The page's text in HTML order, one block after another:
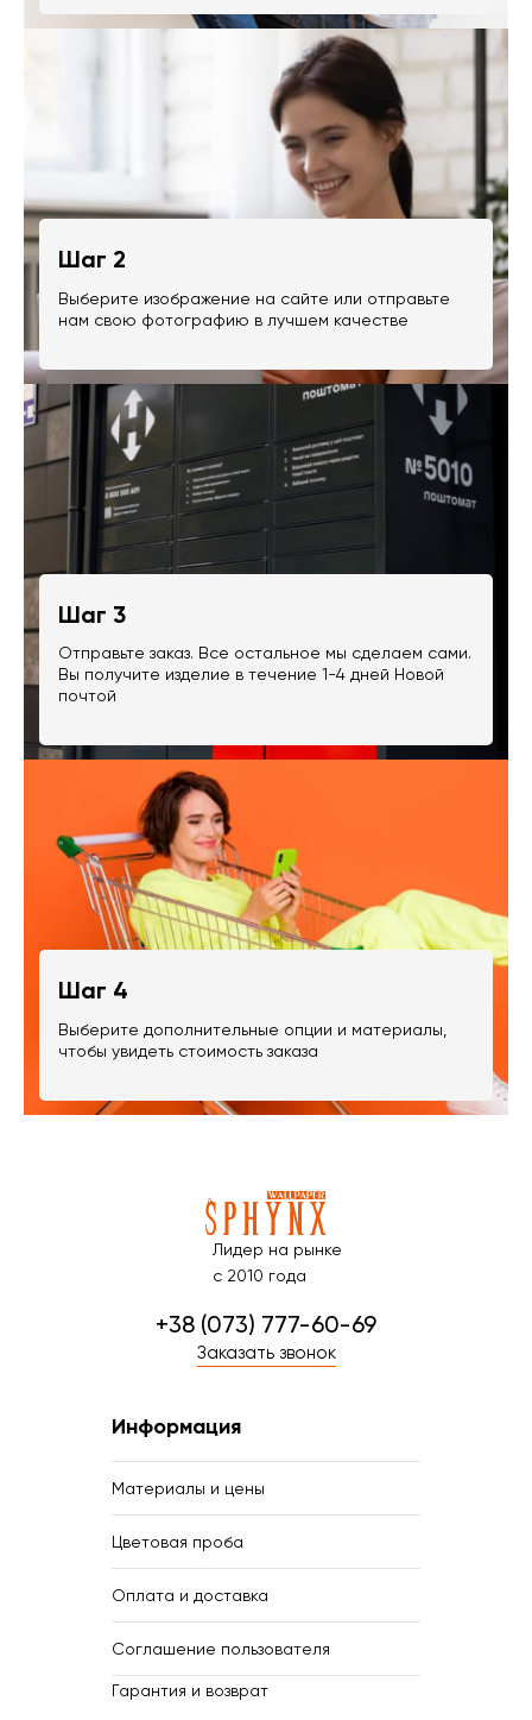
Шаг 2
Выберите изображение на сайте или отправьте
нам свою фотографию в лучшем качестве
Шаг 3
Отправьте заказ. Все остальное мы сделаем сами.
Вы получите изделие в течение 1-4 дней Новой
почтой
Шаг 4
Выберите дополнительные опции и материалы,
чтобы увидеть стоимость заказа
Лидер на рынке
с 2010 года
+38 (073) 777-60-69
Заказать звонок
Информация
Материалы и цены
Цветовая проба
Оплата и доставка
Соглашение пользователя
Гарантия и возврат